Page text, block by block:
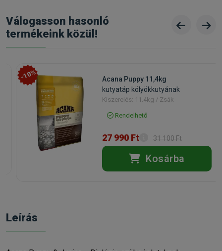
Válogasson hasonló
termékeink közül!
-10%
Acana Puppy 11,4kg
kutyatáp kölyökkutyának
Kiszerelés: 11.4kg / Zsák
Rendelhető
27 990 Ft 31 100 Ft
Kosárba
Leírás